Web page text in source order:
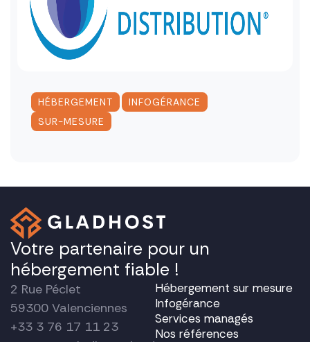
HÉBERGEMENT INFOGÉRANCE
SUR-MESURE
Votre partenaire pour un
hébergement fiable !
2 Rue Péclet
59300 Valenciennes
+33 3 76 17 11 23
Hébergement sur mesure
Infogérance
Services managés
Nos références